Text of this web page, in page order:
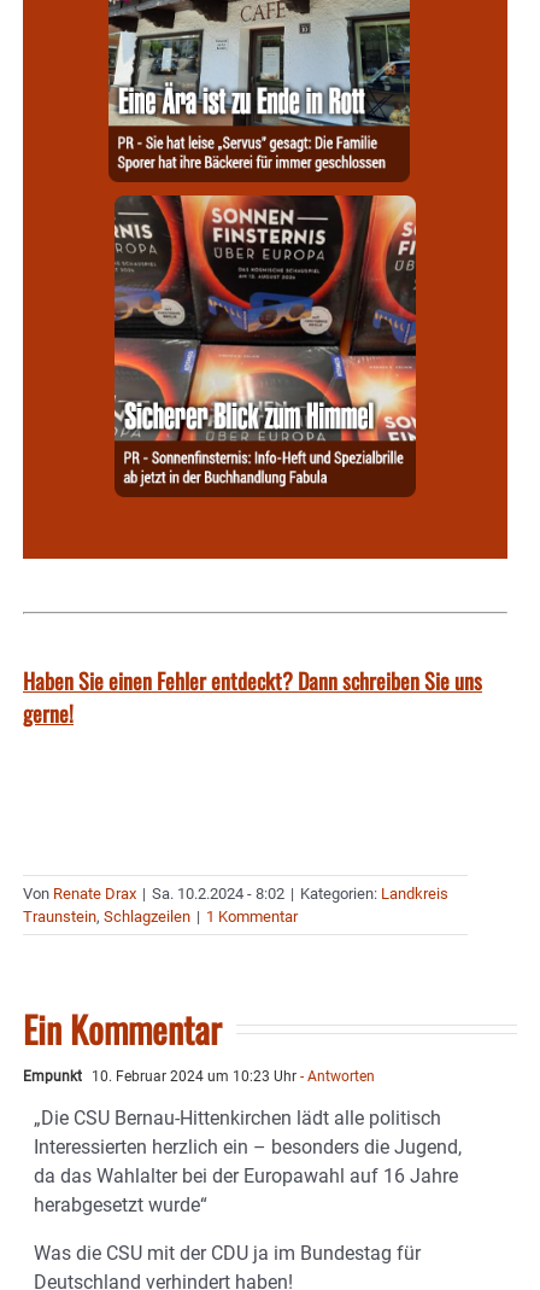
Haben Sie einen Fehler entdeckt? Dann schreiben Sie uns
gerne!
Von Renate Drax | Sa. 10.2.2024 - 8:02 | Kategorien: Landkreis
Traunstein, Schlagzeilen | 1 Kommentar
Ein Kommentar
Empunkt 10. Februar 2024 um 10:23 Uhr - Antworten
„Die CSU Bernau-Hittenkirchen lädt alle politisch
Interessierten herzlich ein – besonders die Jugend,
da das Wahlalter bei der Europawahl auf 16 Jahre
herabgesetzt wurde“
Was die CSU mit der CDU ja im Bundestag für
Deutschland verhindert haben!